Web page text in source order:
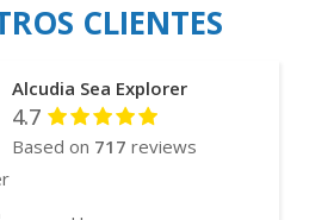
CLIENTES
Alcudia Sea Explorer
4.7
Based on 717 reviews